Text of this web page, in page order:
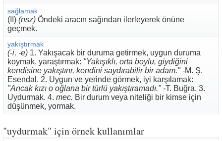
sağlamak
(II) (nsz) Öndeki aracın sağından ilerleyerek önüne
geçmek.
yakıştırmak
(-i, -e) 1. Yakışacak bir duruma getirmek, uygun duruma
koymak, yaraştırmak: "Yakışıklı, orta boylu, giydiğini
kendisine yakıştırır, kendini saydırabilir bir adam." -M. Ş.
Esendal. 2. Uygun ve yerinde görmek, iyi karşılamak:
"Ancak kızı o oğlana bir türlü yakıştıramadı." -T. Buğra. 3.
Uydurmak. 4. mec. Bir durum veya niteliği bir kimse için
düşünmek, yormak.
"uydurmak" için örnek kullanımlar